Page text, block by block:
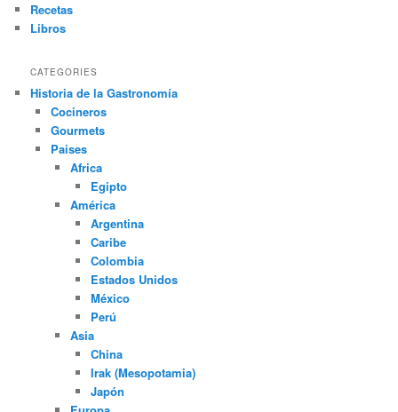
Recetas
Libros
CATEGORIES
Historia de la Gastronomía
Cocineros
Gourmets
Paises
Africa
Egipto
América
Argentina
Caribe
Colombia
Estados Unidos
México
Perú
Asia
China
Irak (Mesopotamia)
Japón